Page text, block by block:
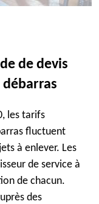
de devis
les tarifs
fluctuent
à enlever. Les
de service à
de chacun.
des